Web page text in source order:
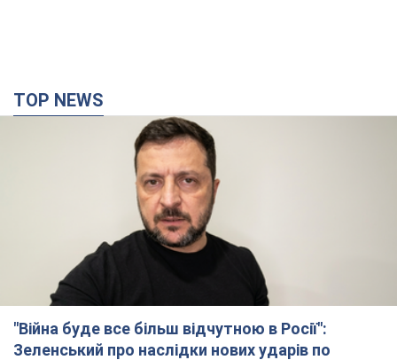
TOP NEWS
"Війна буде все більш відчутною в Росії":
Зеленський про наслідки нових ударів по